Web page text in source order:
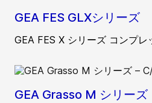
GEA FES GLXシリーズ
GEA FES X シリーズ コンプレ
GEA Grasso M シリーズ